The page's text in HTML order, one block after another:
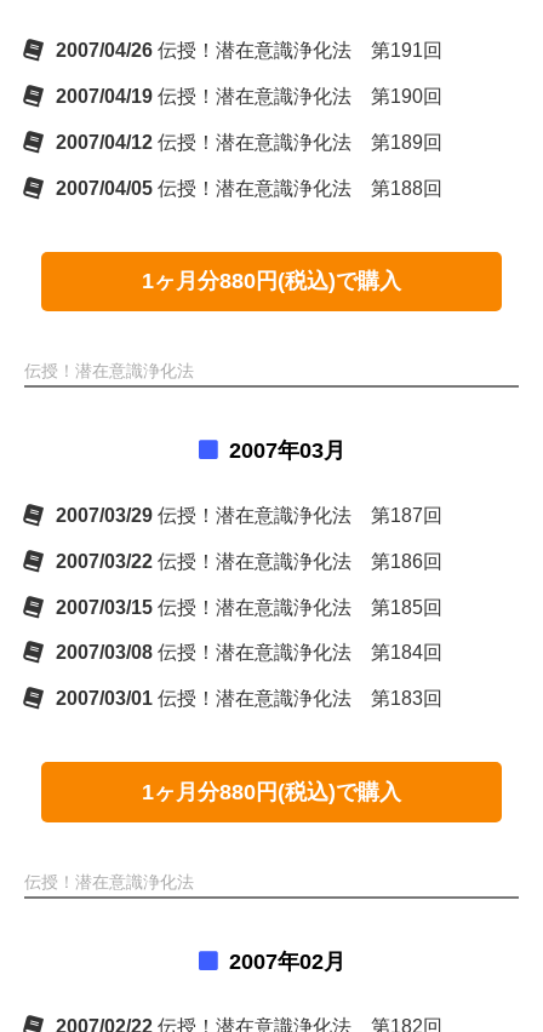
2007/04/26 伝授！潜在意識浄化法 第191回
2007/04/19 伝授！潜在意識浄化法 第190回
2007/04/12 伝授！潜在意識浄化法 第189回
2007/04/05 伝授！潜在意識浄化法 第188回
1ヶ月分880円(税込)で購入
伝授！潜在意識浄化法
2007年03月
2007/03/29 伝授！潜在意識浄化法 第187回
2007/03/22 伝授！潜在意識浄化法 第186回
2007/03/15 伝授！潜在意識浄化法 第185回
2007/03/08 伝授！潜在意識浄化法 第184回
2007/03/01 伝授！潜在意識浄化法 第183回
1ヶ月分880円(税込)で購入
伝授！潜在意識浄化法
2007年02月
2007/02/22 伝授！潜在意識浄化法 第182回